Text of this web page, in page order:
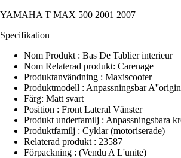
YAMAHA T MAX 500 2001 2007
Specifikation
Nom Produkt : Bas De Tablier interieur
Nom Relaterad produkt: Carenage
Produktanvändning : Maxiscooter
Produktmodell : Anpassningsbar
Färg: Matt svart
Position : Front Lateral Vänster
Produkt underfamilj : Anpassningsbara
Produktfamilj : Cyklar (motoriserade)
Relaterad produkt : 23587
Förpackning : (Vendu A L'unite)